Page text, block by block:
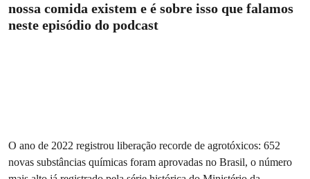
nossa comida existem e é sobre isso que falamos
neste episódio do podcast
O ano de 2022 registrou liberação recorde de agrotóxicos: 652
novas substâncias químicas foram aprovadas no Brasil, o número